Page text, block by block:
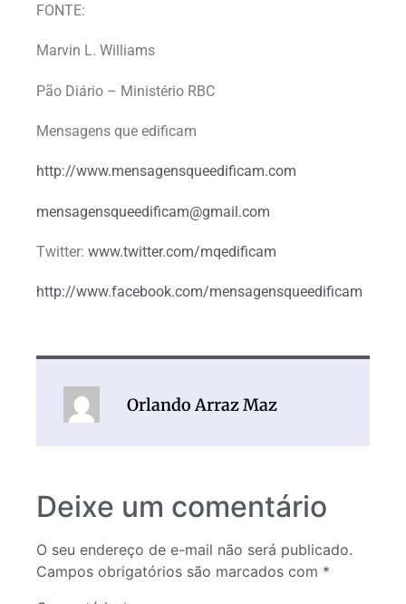
FONTE:
Marvin L. Williams
Pão Diário – Ministério RBC
Mensagens que edificam
http://www.mensagensqueedificam.com
mensagensqueedificam@gmail.com
Twitter: www.twitter.com/mqedificam
http://www.facebook.com/mensagensqueedificam
Orlando Arraz Maz
Deixe um comentário
O seu endereço de e-mail não será publicado.
Campos obrigatórios são marcados com *